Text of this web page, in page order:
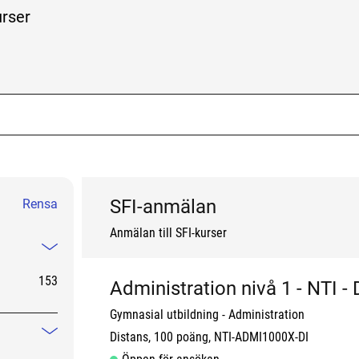
kurser eller hela utbudet
Rensa
153
Mindre information
SFI-anmälan
Anmälan till SFI-kurser
Administration nivå 1 - NTI -
Gymnasial utbildning
Administration
Distans 100 poäng NTI-ADMI1000X-DI